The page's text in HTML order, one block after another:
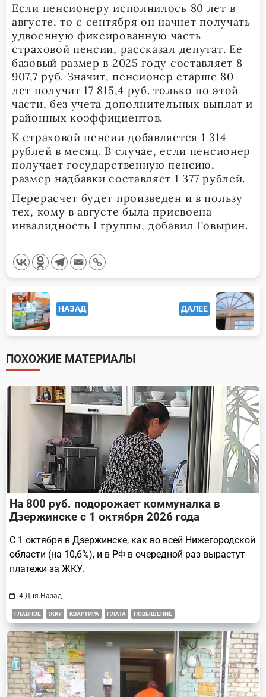
Если пенсионеру исполнилось 80 лет в
августе, то с сентября он начнет получать
удвоенную фиксированную часть
страховой пенсии, рассказал депутат. Ее
базовый размер в 2025 году составляет 8
907,7 руб. Значит, пенсионер старше 80
лет получит 17 815,4 руб. только по этой
части, без учета дополнительных выплат и
районных коэффициентов.
К страховой пенсии добавляется 1 314
рублей в месяц. В случае, если пенсионер
получает государственную пенсию,
размер надбавки составляет 1 377 рублей.
Перерасчет будет произведен и в пользу
тех, кому в августе была присвоена
инвалидность I группы, добавил Говырин.
<span
class="nav-
subtitle
screen-
reader-
text">Page</span>
НАЗАД ДАЛЕЕ
ПОХОЖИЕ МАТЕРИАЛЫ
На 800 руб. подорожает коммуналка в
Дзержинске с 1 октября 2026 года
С 1 октября в Дзержинске, как во всей Нижегородской
области (на 10,6%), и в РФ в очередной раз вырастут
платежи за ЖКУ.
4 Дня Назад
ГЛАВНОЕ ЖКУ КВАРТИРА ПЛАТА ПОВЫШЕНИЕ